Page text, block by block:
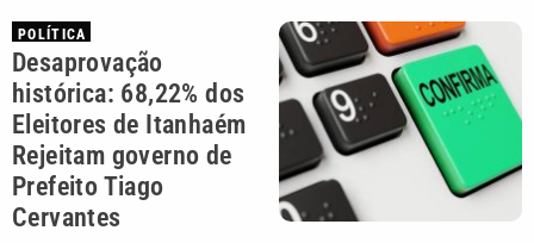
POLÍTICA
Desaprovação
histórica: 68,22% dos
Eleitores de Itanhaém
Rejeitam governo de
Prefeito Tiago
Cervantes